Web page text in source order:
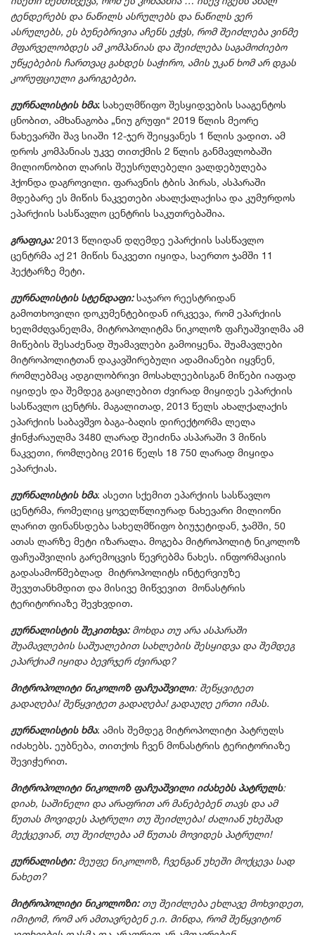
ტენდერებს და ნაწილს ასრულებს და ნაწილს ვერ
ასრულებს, ეს ბუნებრივია აჩენს ეჭვს, რომ შეიძლება ვინმე
მფარველობდეს ამ კომპანიას და შეიძლება საგამოძიებო
უწყებების ჩართვაც გახდეს საჭირო, ამის უკან ხომ არ დგას
კორუფციული გარიგებები.
ჟურნალისტის ხმა: სახელმწიფო შესყიდვების სააგენტოს
ცნობით, ამხანაგობა „ნიუ გრუფი“ 2019 წლის მეორე
ნახევარში შავ სიაში 12-ჯერ შეიყვანეს 1 წლის ვადით. ამ
დროს კომპანიას უკვე თითქმის 2 წლის განმავლობაში
მილიონობით ლარის შეუსრულებელი ვალდებულება
ჰქონდა დაგროვილი. ფარავნის ტბის პირას, ასპარაში
მდებარე ეს მიწის ნაკვეთები ახალქალაქისა და კუმურდოს
ეპარქიის სასწავლო ცენტრის საკუთრებაშია.
გრაფიკა: 2013 წლიდან დღემდე ეპარქიის სასწავლო
ცენტრმა აქ 21 მიწის ნაკვეთი იყიდა, საერთო ჯამში 11
ჰექტარზე მეტი.
ჟურნალისტის სტენდაფი: საჯარო რეესტრიდან
გამოთხოვილი დოკუმენტებიდან ირკვევა, რომ ეპარქიის
ხელმძღვანელმა, მიტროპოლიტმა ნიკოლოზ ფაჩუაშვილმა ამ
მიწების შესაძენად შუამავლები გამოიყენა. შუამავლები
მიტროპოლიტთან დაკავშირებული ადამიანები იყვნენ,
რომლებმაც ადგილობრივი მოსახლეებისგან მიწები იაფად
იყიდეს და შემდეგ გაცილებით ძვირად მიყიდეს ეპარქიის
სასწავლო ცენტრს. მაგალითად, 2013 წელს ახალქალაქის
ეპარქიის საბავშვო ბაგა-ბაღის დირექტორმა ლელა
ჭინჭარაულმა 3480 ლარად შეიძინა ასპარაში 3 მიწის
ნაკვეთი, რომლებიც 2016 წელს 18 750 ლარად მიყიდა
ეპარქიას.
ჟურნალისტის ხმა: ასეთი სქემით ეპარქიის სასწავლო
ცენტრმა, რომელიც ყოველწლიურად ნახევარი მილიონი
ლარით ფინანსდება სახელმწიფო ბიუჯეტიდან, ჯამში, 50
ათას ლარზე მეტი იზარალა. მოგება მიტროპოლიტ ნიკოლოზ
ფაჩუაშვილის გარემოცვის წევრებმა ნახეს. ინფორმაციის
გადასამოწმებლად მიტროპოლიტს ინტერვიუზე
შევუთანხმდით და მისივე მიწვევით მონასტრის
ტერიტორიაზე შევხვდით.
ჟურნალისტის შეკითხვა: მოხდა თუ არა ასპარაში
შუამავლების საშუალებით სახლების შესყიდვა და შემდეგ
ეპარქიამ იყიდა ბევრჯერ ძვირად?
მიტროპოლიტი ნიკოლოზ ფაჩუაშვილი: შეწყვიტეთ
გადაღება! შეწყვიტეთ გადაღება! გადაუღე ერთი იმას.
ჟურნალისტის ხმა: ამის შემდეგ მიტროპოლიტი პატრულს
იძახებს. ეუბნება, თითქოს ჩვენ მონასტრის ტერიტორიაზე
შევიჭერით.
მიტროპოლიტი ნიკოლოზ ფაჩუაშვილი იძახებს პატრულს:
დიახ, საშინელი და არაფრით არ მანებებენ თავს და ამ
წუთას მოვიდეს პატრული თუ შეიძლება! ძალიან უხეშად
მექცევიან, თუ შეიძლება ამ წუთას მოვიდეს პატრული!
ჟურნალისტი: მეუფე ნიკოლოზ, ჩვენგან უხეში მოქცევა სად
ნახეთ?
მიტროპოლიტი ნიკოლოზი: თუ შეიძლება ეხლავე მოხვიდეთ,
იმიტომ, რომ არ ამთავრებენ ე.ი. მინდა, რომ შეწყვიტონ